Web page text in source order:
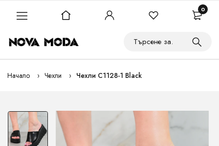
Начало Чехли Чехли C1128-1 Black
0